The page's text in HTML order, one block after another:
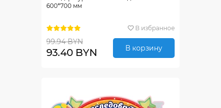
600*700 мм
В избранное
99.94 BYN
93.40 BYN В корзину